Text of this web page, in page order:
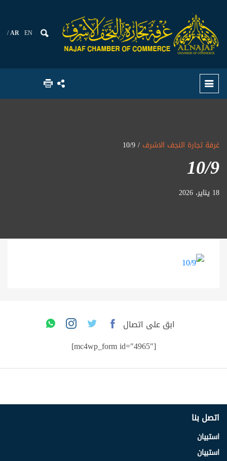
AR EN
غرفة تجارة النجف الاشرف / 10/9
10/9
18 يناير، 2026
ابق على اتصال
[mc4wp_form id="4965"]
اتصل بنا
استبيان
استبيان